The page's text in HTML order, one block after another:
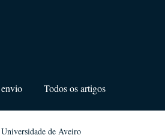
Todos os artigos
de Aveiro